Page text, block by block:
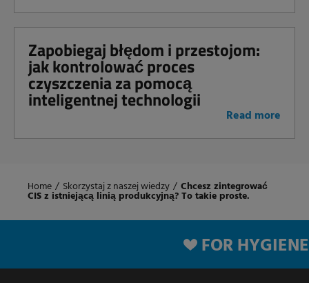
Zapobiegaj błędom i przestojom:
jak kontrolować proces
czyszczenia za pomocą
inteligentnej technologii
Read more
Home / Skorzystaj z naszej wiedzy / Chcesz zintegrować
CIS z istniejącą linią produkcyjną? To takie proste.
FOR HYGIENE